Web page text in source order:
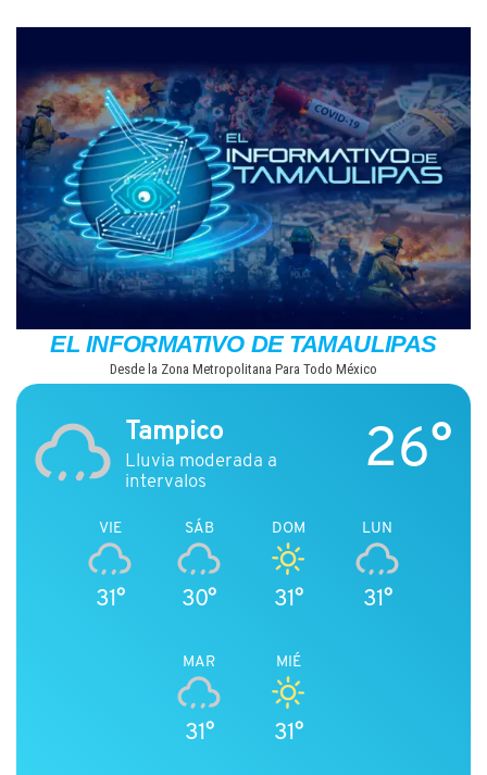
contenido
EL INFORMATIVO DE TAMAULIPAS
Desde la Zona Metropolitana Para Todo México
Tampico
Lluvia moderada a
intervalos
26°
VIE
31°
SÁB
30°
DOM
31°
LUN
31°
MAR
31°
MIÉ
31°